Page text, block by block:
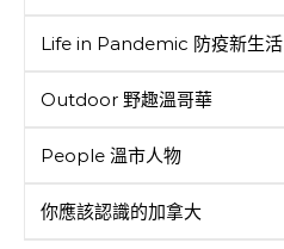
Life in Pandemic 防疫新生活
Outdoor 野趣溫哥華
People 溫市人物
你應該認識的加拿大